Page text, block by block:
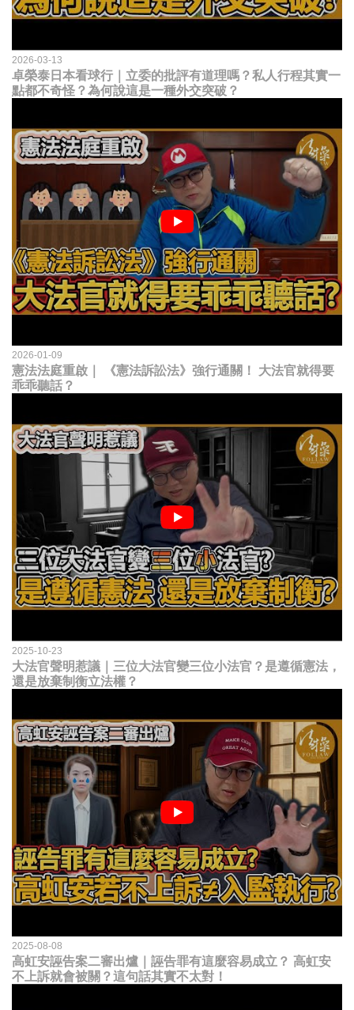
2026-03-13
卓榮泰日本看球行｜立委的批評有道理嗎？私人行程其實一
點都不奇怪？為何說這是一種外交突破？
2026-01-09
憲法法庭重啟｜ 《憲法訴訟法》強行通關！ 大法官就得要
乖乖聽話？
2025-10-23
大法官聲明惹議｜三位大法官變三位小法官？是遵循憲法，
還是放棄制衡立法權？
2025-08-08
高虹安誣告案二審出爐｜誣告罪有這麼容易成立？ 高虹安
不上訴就會被關？這句話其實不太對！